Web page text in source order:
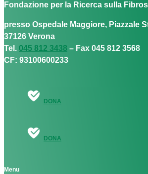
Fondazione per la Ricerca sulla
presso Ospedale Maggiore, Piazzale
37126 Verona
Tel. 045 812 3438 – Fax 045 812 3568
CF: 93100600233
DONA
DONA
Menu